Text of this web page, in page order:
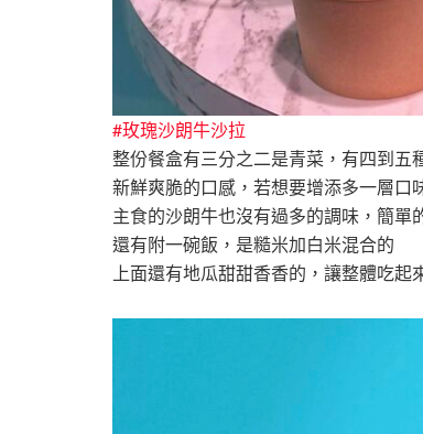
#玫瑰沙朗牛沙拉
整份餐盒有三分之二是青菜，有四到
新鮮爽脆的口感，若想要增添多一層
主食的沙朗牛也沒有過多的調味，簡
還有附一碗飯，是糙米加白米混合的
上面還有地瓜甜甜香香的，讓整體吃起